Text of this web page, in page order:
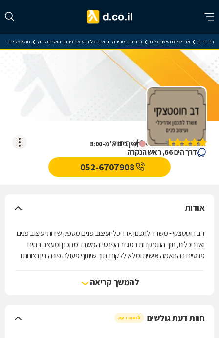
דף הבית אדריכלות ועיצוב פנים נהריה והסביבה אדריכלות ועיצוב פנים בראש הנקרה חוסטצקי דב
זמין ביום א' מ-8:00
חוסטצקי דב
(
4.6
)
5דירוגים
דרך הים 66, ראש הנקרה
052-6707908
אודות
דב חוסטצקי - משרד לתכנון אדריכלי ועיצוב פנים מספק שירותי עיצוב פנים
ואדריכלות, תוך התמקדות במגזר הפרטי. המשרד מתכנן ומעצב בתים
פרטיים בהתאמה אישית ומלא ללקוח, תוך שיתוף פעולה פורה בין רצונותיו
? שירותי אדריכלות ועיצוב פנים
? מענה מלא לצרכי הלקוח, כולל ליווי צמוד
להמשך קריאה
חוות דעת גולשים 5 חוות דעת